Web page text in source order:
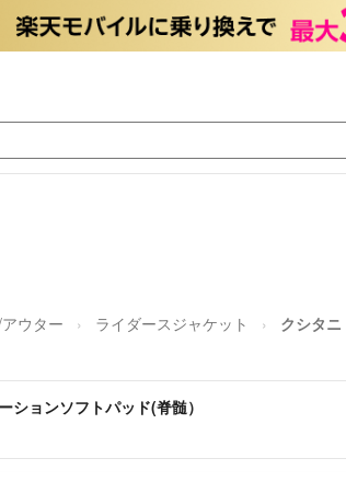
ウター ライダースジャケット クシタ
ョンソフトパッド(脊髄）